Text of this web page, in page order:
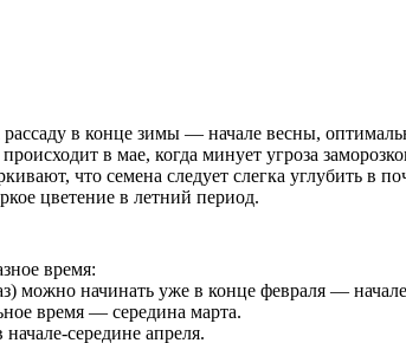
в конце зимы — начале весны,
в мае, когда минует угроза
что семена следует слегка углубить в
цветение в летний период.
время:
можно начинать уже в конце февраля —
время — середина марта.
середине апреля.